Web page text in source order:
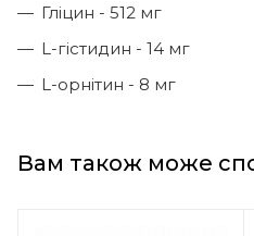
Гліцин - 512 мг
L-гістидин - 14 мг
L-орнітин - 8 мг
Вам також може